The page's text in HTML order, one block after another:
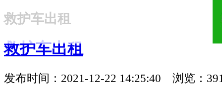
18321810781
救护车出租
救护车出租
发布时间：2021-12-22 14:25:40 浏览：